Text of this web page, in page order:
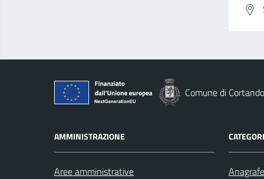
Comune di
AMMINISTRAZIONE
Aree amministrative